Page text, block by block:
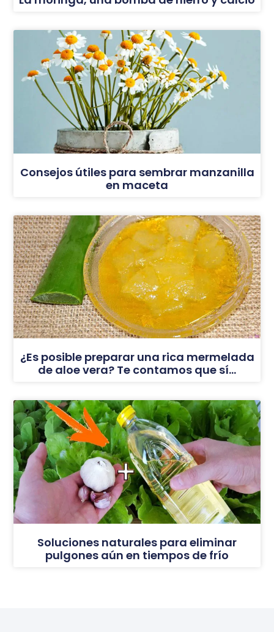
Consejos útiles para sembrar manzanilla
en maceta
¿Es posible preparar una rica mermelada
de aloe vera? Te contamos que sí…
Soluciones naturales para eliminar
pulgones aún en tiempos de frío